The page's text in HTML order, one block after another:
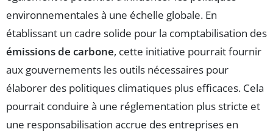
environnementales à une échelle globale. En
établissant un cadre solide pour la comptabilisation des
émissions de carbone, cette initiative pourrait fournir
aux gouvernements les outils nécessaires pour
élaborer des politiques climatiques plus efficaces. Cela
pourrait conduire à une réglementation plus stricte et
une responsabilisation accrue des entreprises en